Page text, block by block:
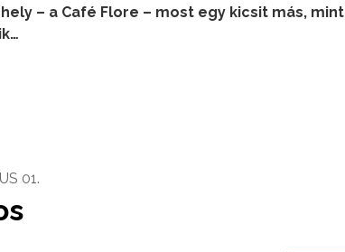
– a Café Flore ­– most egy kicsit más, mint
01.